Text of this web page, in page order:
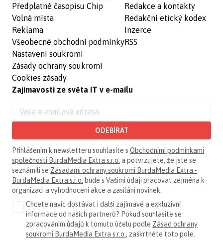
Předplatné časopisu Chip
Volná místa
Reklama
Všeobecné obchodní podmínky
Nastavení soukromí
Zásady ochrany soukromí
Cookies zásady
Redakce a kontakty
Redakční etický kodex
Inzerce
RSS
Zajímavosti ze světa IT v e-mailu
ODEBÍRAT
Přihlášením k newsletteru souhlasíte s Obchodními podmínkami
společnosti BurdaMedia Extra s.r.o. a potvrzujete, že jste se
seznámili se Zásadami ochrany soukromí BurdaMedia Extra -
BurdaMedia Extra s.r.o. bude s Vašimi údaji pracovat zejména k
organizaci a vyhodnocení akce a zasílání novinek.
Chcete navíc dostávat i další zajímavé a exkluzivní
informace od našich partnerů? Pokud souhlasíte se
zpracováním údajů k tomuto účelu podle Zásad ochrany
soukromí BurdaMedia Extra s.r.o., zaškrtněte toto pole.